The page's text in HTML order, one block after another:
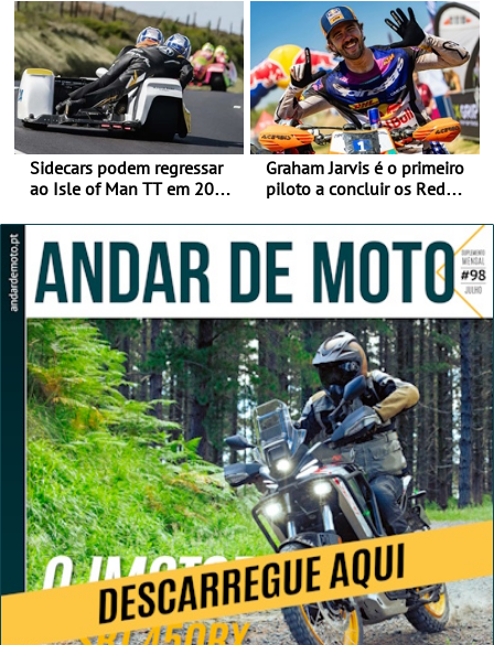
ganhar
Sidecars podem regressar
ao Isle of Man TT em 2027
Graham Jarvis é o primeiro
piloto a concluir os Red
moto elétrica